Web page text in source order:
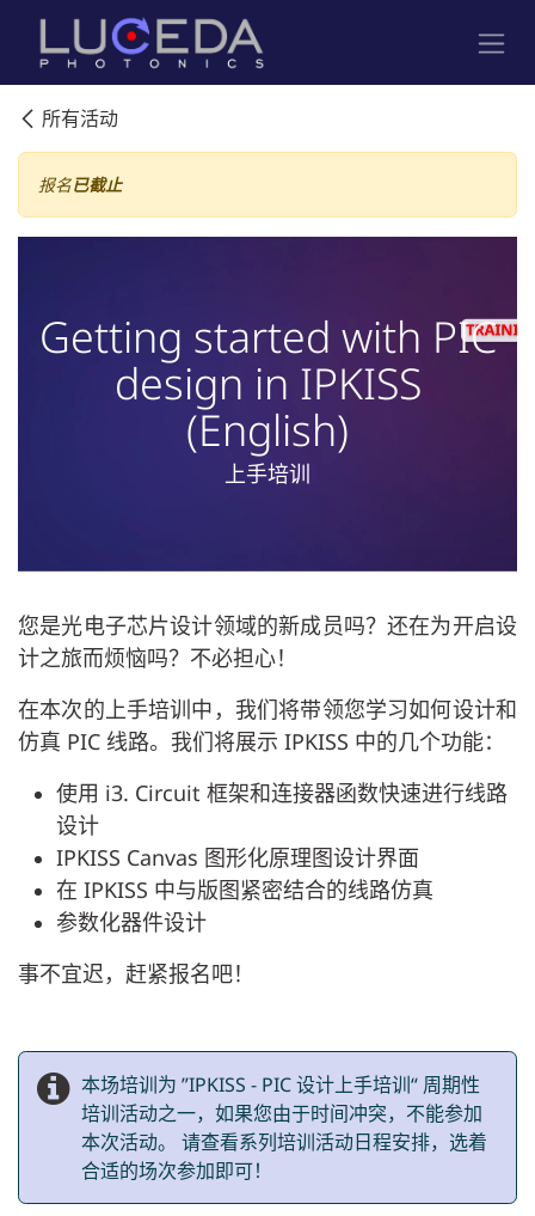
跳至内容
所有活动
报名已截止
Getting started with PIC
design in IPKISS
(English)
上手培训
您是光电子芯片设计领域的新成员吗？还在为开启设
计之旅而烦恼吗？不必担心！
在本次的上手培训中，我们将带领您学习如何设计和
仿真 PIC 线路。我们将展示 IPKISS 中的几个功能：
使用 i3. Circuit 框架和连接器函数快速进行线路
设计
IPKISS Canvas 图形化原理图设计界面
在 IPKISS 中与版图紧密结合的线路仿真
参数化器件设计
事不宜迟，赶紧报名吧！
本场培训为 ”IPKISS - PIC 设计上手培训“ 周期性
培训活动之一，如果您由于时间冲突，不能参加
本次活动。 请查看系列培训活动日程安排，选着
合适的场次参加即可！